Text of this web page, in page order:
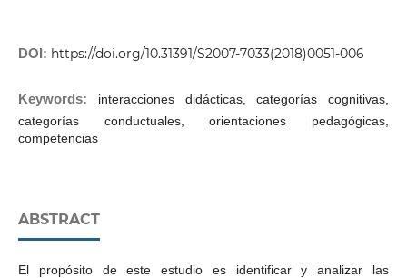
DOI: https://doi.org/10.31391/S2007-7033(2018)0051-006
Keywords:
interacciones didácticas, categorías cognitivas,
categorías conductuales, orientaciones pedagógicas,
competencias
ABSTRACT
El propósito de este estudio es identificar y analizar las